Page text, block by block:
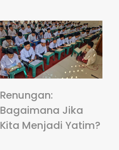
Renungan:
Bagaimana Jika
Kita Menjadi Yatim?